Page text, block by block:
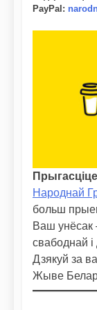
PayPal :
Народнай
больш
Ваш унёсак
свабоднай
Дзякуй за
Жыве